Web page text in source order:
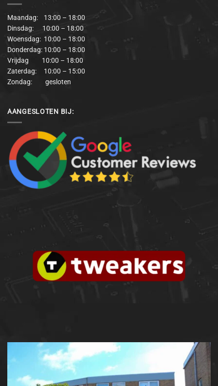
Maandag: 13:00 – 18:00
Dinsdag: 10:00 – 18:00
Woensdag: 10:00 – 18:00
Donderdag: 10:00 – 18:00
Vrijdag 10:00 – 18:00
Zaterdag: 10:00 – 15:00
Zondag: gesloten
AANGESLOTEN BIJ: